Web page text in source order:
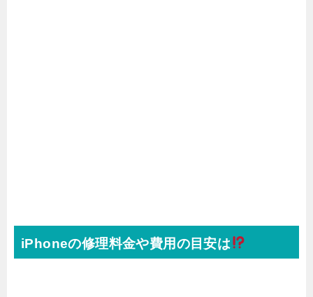
iPhoneの修理料金や費用の目安は